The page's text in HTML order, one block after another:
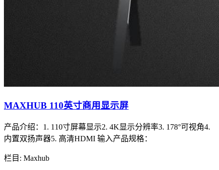
MAXHUB 110英寸商用显示屏
产品介绍： 1. 110寸屏幕显示2. 4K显示分辨率3. 178°可视角4.
内置双扬声器5. 高清HDMI 输入产品规格：
栏目: Maxhub